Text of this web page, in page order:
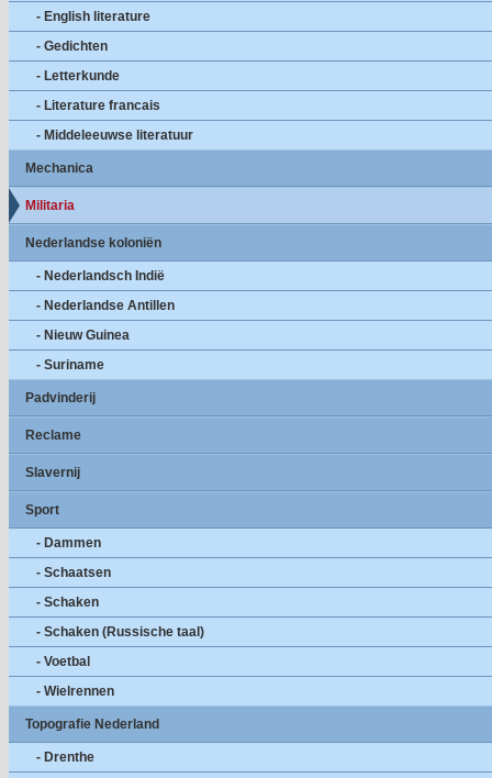
- English literature
- Gedichten
- Letterkunde
- Literature francais
- Middeleeuwse literatuur
Mechanica
Militaria
Nederlandse koloniën
- Nederlandsch Indië
- Nederlandse Antillen
- Nieuw Guinea
- Suriname
Padvinderij
Reclame
Slavernij
Sport
- Dammen
- Schaatsen
- Schaken
- Schaken (Russische taal)
- Voetbal
- Wielrennen
Topografie Nederland
- Drenthe